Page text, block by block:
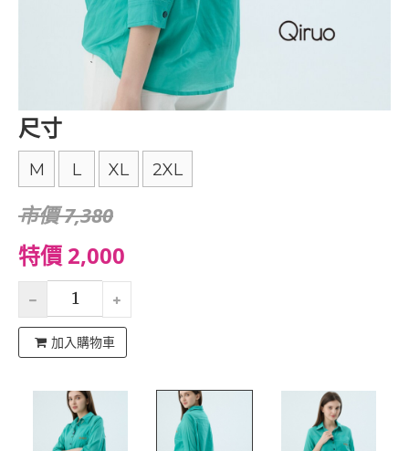
尺寸
M L XL 2XL
市價 7,380
特價 2,000
加入購物車